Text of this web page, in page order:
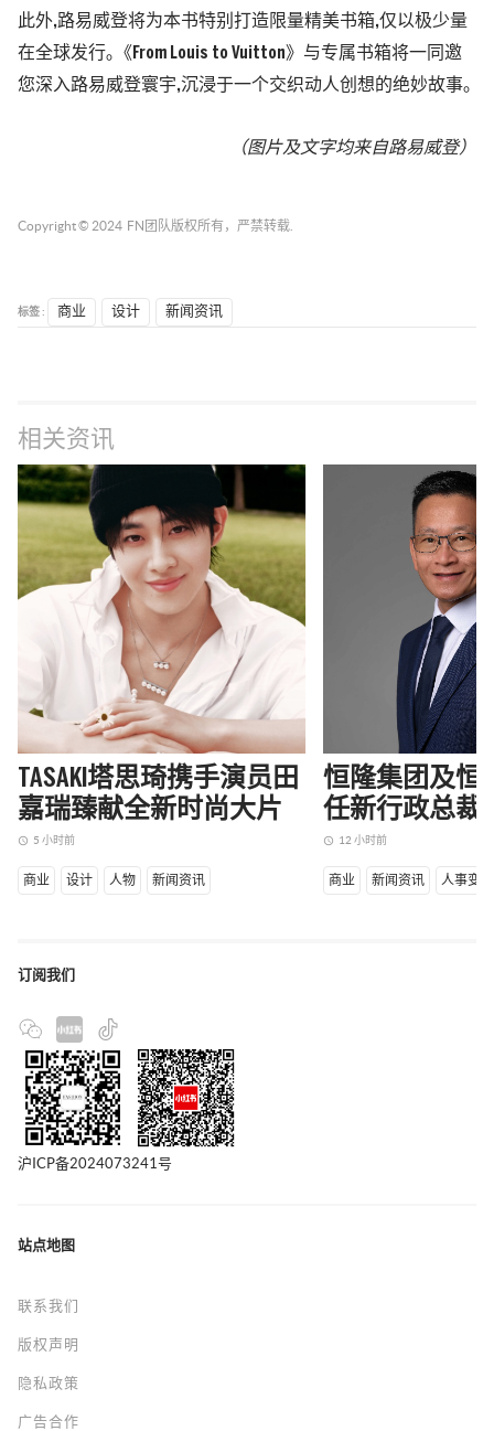
此外,路易威登将为本书特别打造限量精美书箱,仅以极少量
在全球发行｡《From Louis to Vuitton》与专属书箱将一同邀
您深入路易威登寰宇,沉浸于一个交织动人创想的绝妙故事｡
（图片及文字均来自路易威登）
Copyright © 2024 FN团队 版权所有，严禁转载.
标签 : 商业 设计 新闻资讯
相关资讯
TASAKI塔思琦携手演员田
嘉瑞臻献全新时尚大片
access_time 5 小时前
商业 设计 人物 新闻资讯
恒隆集团及恒
任新行政总裁
access_time 12 小时前
商业 新闻资讯 人事变动
订阅我们
沪ICP备2024073241号
站点地图
联系我们
版权声明
隐私政策
广告合作